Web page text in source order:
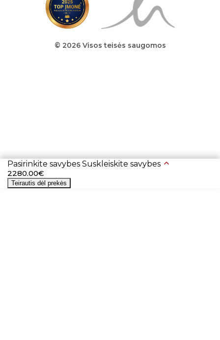
© 2026 Visos teisės saugomos
Pasirinkite savybes Suskleiskite savybes
2280.00€
Teirautis dėl prekės